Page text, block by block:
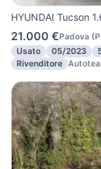
HYUNDAI Tucson
21.000 €Padova (
Usato
05/2023
Rivenditore